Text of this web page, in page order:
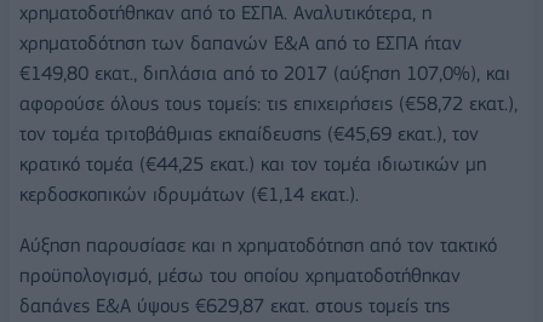
χρηματοδοτήθηκαν από το ΕΣΠΑ. Αναλυτικότερα, η
χρηματοδότηση των δαπανών Ε&Α από το ΕΣΠΑ ήταν
€149,80 εκατ., διπλάσια από το 2017 (αύξηση 107,0%), και
αφορούσε όλους τους τομείς: τις επιχειρήσεις (€58,72 εκατ.),
τον τομέα τριτοβάθμιας εκπαίδευσης (€45,69 εκατ.), τον
κρατικό τομέα (€44,25 εκατ.) και τον τομέα ιδιωτικών μη
κερδοσκοπικών ιδρυμάτων (€1,14 εκατ.).
Αύξηση παρουσίασε και η χρηματοδότηση από τον τακτικό
προϋπολογισμό, μέσω του οποίου χρηματοδοτήθηκαν
δαπάνες Ε&Α ύψους €629,87 εκατ. στους τομείς της